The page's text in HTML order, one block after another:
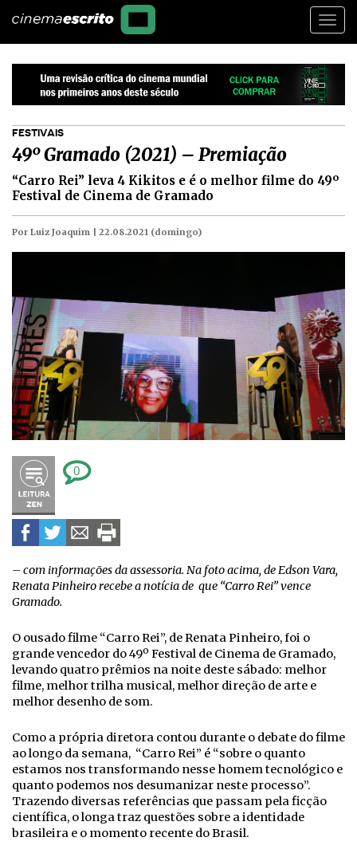
FESTIVAIS
49º Gramado (2021) – Premiação
“Carro Rei” leva 4 Kikitos e é o melhor filme do 49º
Festival de Cinema de Gramado
Por Luiz Joaquim | 22.08.2021 (domingo)
0
– com informações da assessoria. Na foto acima, de Edson Vara,
Renata Pinheiro recebe a notícia de que “Carro Rei” vence
Gramado.
O ousado filme “Carro Rei”, de Renata Pinheiro, foi o
grande vencedor do 49º Festival de Cinema de Gramado,
levando quatro prêmios na noite deste sábado: melhor
filme, melhor trilha musical, melhor direção de arte e
melhor desenho de som.
Como a própria diretora contou durante o debate do filme
ao longo da semana, “Carro Rei” é “sobre o quanto
estamos nos transformando nesse homem tecnológico e
quanto podemos nos desumanizar neste processo”.
Trazendo diversas referências que passam pela ficção
científica, o longa traz questões sobre a identidade
brasileira e o momento recente do Brasil.